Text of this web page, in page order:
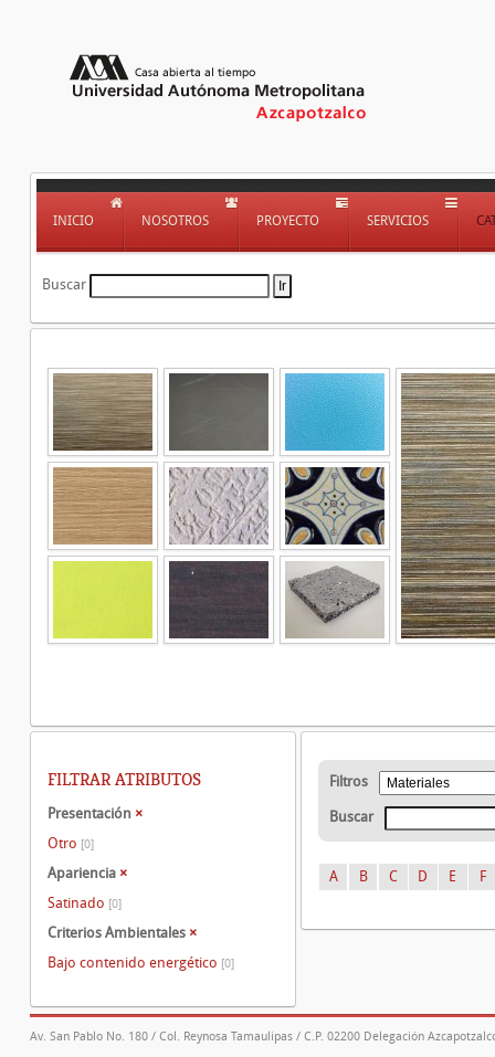
INICIO NOSOTROS PROYECTO SERVICIOS
Buscar
Filtros
Buscar
A B C D E F
FILTRAR ATRIBUTOS
Presentación ×
Otro [0]
Apariencia ×
Satinado [0]
Criterios Ambientales ×
Bajo contenido energético [0]
Av. San Pablo No. 180 / Col. Reynosa Tamaulipas / C.P. 02200 Delegación